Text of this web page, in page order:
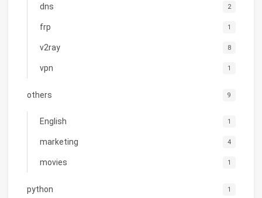
dns 2
frp 1
v2ray 8
vpn 1
others 9
English 1
marketing 4
movies 1
python 1